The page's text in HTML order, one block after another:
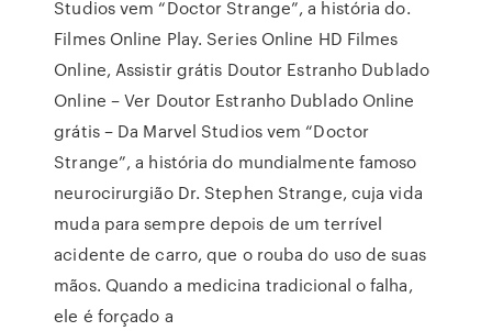
Studios vem “Doctor Strange”, a história do.
Filmes Online Play. Series Online HD Filmes
Online, Assistir grátis Doutor Estranho Dublado
Online – Ver Doutor Estranho Dublado Online
grátis – Da Marvel Studios vem “Doctor
Strange”, a história do mundialmente famoso
neurocirurgião Dr. Stephen Strange, cuja vida
muda para sempre depois de um terrível
acidente de carro, que o rouba do uso de suas
mãos. Quando a medicina tradicional o falha,
ele é forçado a